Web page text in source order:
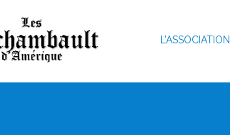
L’ASSOCIATION